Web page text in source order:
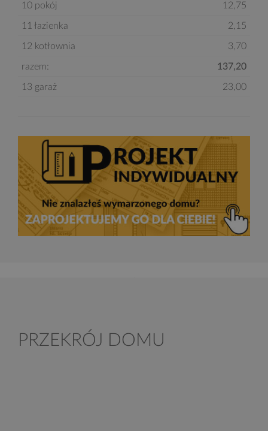
10 pokój 12,75
11 łazienka 2,15
12 kotłownia 3,70
razem: 137,20
13 garaż 23,00
PRZEKRÓJ DOMU